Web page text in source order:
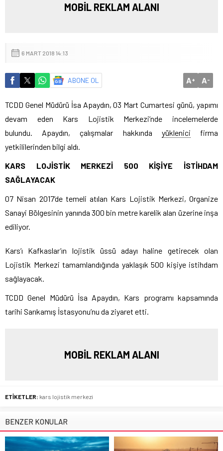
MOBİL REKLAM ALANI
6 MART 2018 14:13
ABONE OL A+ A-
TCDD Genel Müdürü İsa Apaydın, 03 Mart Cumartesi günü, yapımı
devam eden Kars Lojistik Merkezi’nde incelemelerde
bulundu. Apaydın, çalışmalar hakkında yüklenici firma
yetkililerinden bilgi aldı.
KARS LOJİSTİK MERKEZİ 500 KİŞİYE İSTİHDAM
SAĞLAYACAK
07 Nisan 2017’de temeli atılan Kars Lojistik Merkezi, Organize
Sanayi Bölgesinin yanında 300 bin metre karelik alan üzerine inşa
ediliyor.
Kars’ı Kafkaslar’ın lojistik üssü adayı haline getirecek olan
Lojistik Merkezi tamamlandığında yaklaşık 500 kişiye istihdam
sağlayacak.
TCDD Genel Müdürü İsa Apaydın, Kars programı kapsamında
tarihi Sarıkamış İstasyonu’nu da ziyaret etti.
MOBİL REKLAM ALANI
ETİKETLER: kars lojistik merkezi
BENZER KONULAR